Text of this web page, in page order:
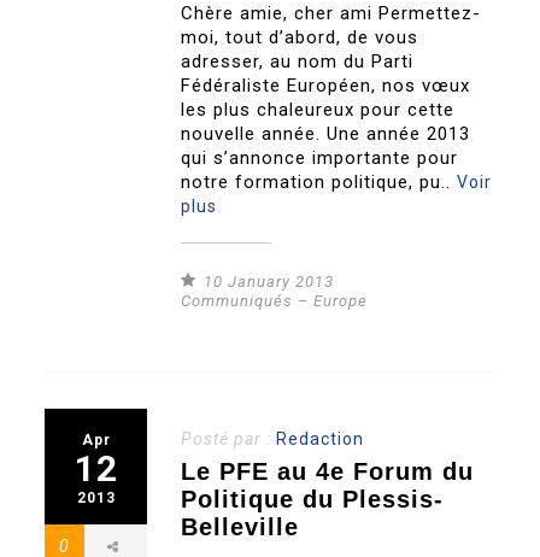
Chère amie, cher ami Permettez-
moi, tout d’abord, de vous
adresser, au nom du Parti
Fédéraliste Européen, nos vœux
les plus chaleureux pour cette
nouvelle année. Une année 2013
qui s’annonce importante pour
notre formation politique, pu..Voir
plus
10 January 2013
Communiqués – Europe
Apr
12
2013
0
Posté par : Redaction
Le PFE au 4e Forum du
Politique du Plessis-
Belleville